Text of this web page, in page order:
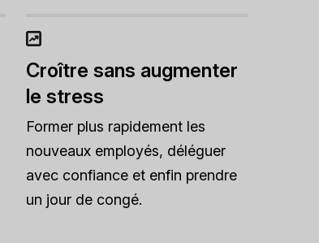
Croître sans augmenter
le stress
Former plus rapidement les
nouveaux employés, déléguer
avec confiance et enfin prendre
un jour de congé.